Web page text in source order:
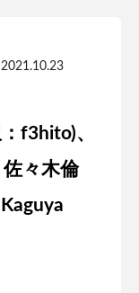
2021.10.23
f3hito)、
々木倫